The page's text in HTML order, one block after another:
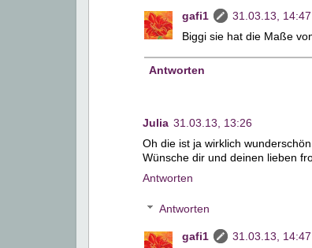
gafi1
31.03.13, 14:47
Biggi sie hat die Maße
Antworten
Julia 31.03.13, 13:26
Oh die ist ja wirklich
Wünsche dir und deinen lieben
Antworten
Antworten
gafi1
31.03.13, 14:47